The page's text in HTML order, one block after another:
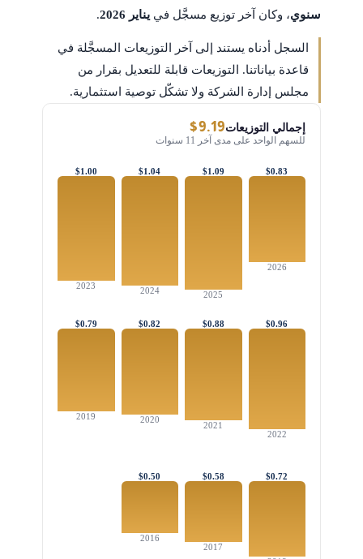
سنوي، وكان آخر توزيع مسجَّل في يناير 2026 .
السجل أدناه يستند إلى آخر التوزيعات المسجَّلة في
قاعدة بياناتنا. التوزيعات قابلة للتعديل بقرار من
مجلس إدارة الشركة ولا تشكّل توصية استثمارية.
إجمالي التوزيعات$9.19
للسهم الواحد على مدى آخر 11 سنوات
$0.83
2026
$1.09
2025
$1.04
2024
$1.00
2023
$0.96
2022
$0.88
2021
$0.82
2020
$0.79
2019
$0.72
$0.58
2017
$0.50
2016